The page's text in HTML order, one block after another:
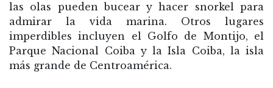
las olas pueden bucear y hacer snorkel para
admirar la vida marina. Otros lugares
imperdibles incluyen el Golfo de Montijo, el
Parque Nacional Coiba y la Isla Coiba, la isla
más grande de Centroamérica.